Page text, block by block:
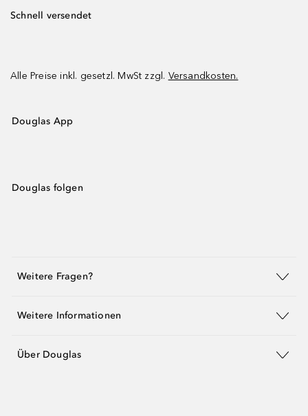
Schnell versendet
Alle Preise inkl. gesetzl. MwSt zzgl. Versandkosten.
Douglas App
Douglas folgen
Weitere Fragen?
Weitere Informationen
Über Douglas